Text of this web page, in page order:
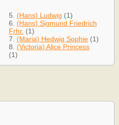
5. (Hans) Ludwig (1)
6. (Hans) Sigmund Friedrich
Frhr. (1)
7. (Maria) Hedwig Sophie (1)
8. (Victoria) Alice Princess
(1)